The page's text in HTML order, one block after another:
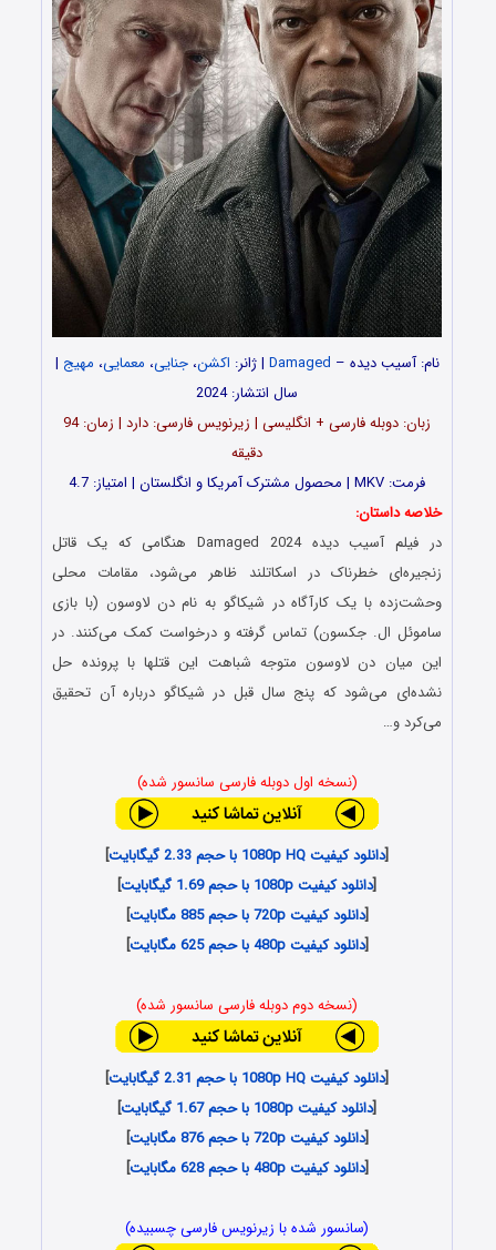
نام: آسیب دیده – Damaged | ژانر: اکشن،جنایی، معمایی، مهیج |
سال انتشار: 2024
زبان: دوبله فارسی + انگلیسی | زیرنویس فارسی: دارد | زمان: 94
دقیقه
فرمت: MKV | محصول مشترک آمریکا و انگلستان | امتیاز: 4.7
خلاصه داستان:
در فیلم آسیب دیده Damaged 2024 هنگامی که یک قاتل
زنجیره‌ای خطرناک در اسکاتلند ظاهر می‌شود، مقامات محلی
وحشت‌زده با یک کارآگاه در شیکاگو به نام دن لاوسون (با بازی
ساموئل ال. جکسون) تماس گرفته و درخواست کمک می‌کنند. در
این میان دن لاوسون متوجه شباهت این قتل‎ها با پرونده حل
نشده‌ای می‌شود که پنج سال قبل در شیکاگو درباره آن تحقیق
می‌کرد و…
(نسخه اول دوبله فارسی سانسور شده)
[دانلود کیفیت 1080p HQ با حجم 2.33 گیگابایت
]
[دانلود کیفیت 1080p با حجم 1.69 گیگابایت
]
[دانلود کیفیت 720p با حجم 885 مگابایت
]
[دانلود کیفیت 480p با حجم 625 مگابایت ]
(نسخه دوم دوبله فارسی سانسور شده)
[دانلود کیفیت 1080p HQ با حجم 2.31 گیگابایت
]
[دانلود کیفیت 1080p با حجم 1.67 گیگابایت
]
[دانلود کیفیت 720p با حجم 876 مگابایت
]
[دانلود کیفیت 480p با حجم 628 مگابایت ]
(سانسور شده با زیرنویس فارسی چسبیده)